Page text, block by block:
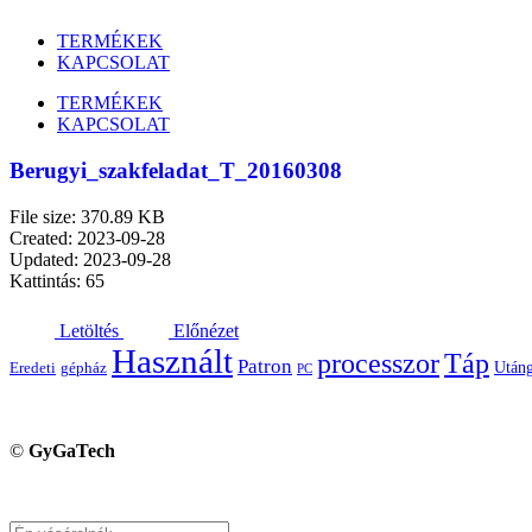
TERMÉKEK
KAPCSOLAT
TERMÉKEK
KAPCSOLAT
Berugyi_szakfeladat_T_20160308
File size: 370.89 KB
Created: 2023-09-28
Updated: 2023-09-28
Kattintás: 65
Letöltés Előnézet
Eredeti gépház Használt Patron PC processzorTáp
© GyGaTech